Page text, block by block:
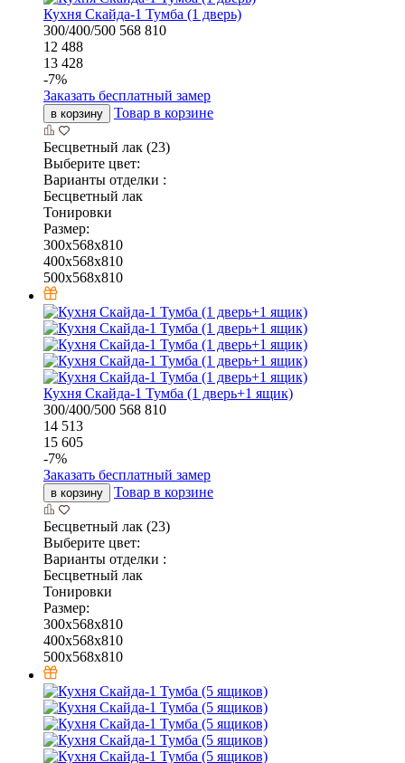
Кухня Скайда-1 Тумба (1 дверь)
300/400/500 568 810
12 488
13 428
-7%
Заказать бесплатный замер
в корзину Товар в корзине
Бесцветный лак (23)
Выберите цвет:
Варианты отделки :
Бесцветный лак
Тонировки
Размер:
300x568x810
400x568x810
500x568x810
Кухня Скайда-1 Тумба (1 дверь+1 ящик)
300/400/500 568 810
14 513
15 605
-7%
Заказать бесплатный замер
в корзину Товар в корзине
Бесцветный лак (23)
Выберите цвет:
Варианты отделки :
Бесцветный лак
Тонировки
Размер:
300x568x810
400x568x810
500x568x810